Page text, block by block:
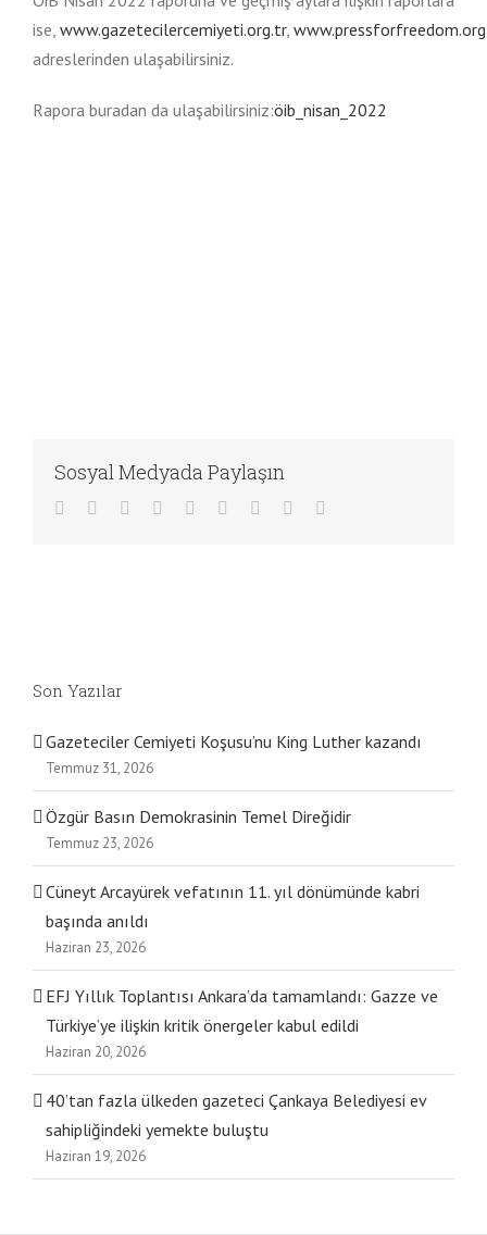
ise, www.gazetecilercemiyeti.org.tr, www.pressforfreedom.org
adreslerinden ulaşabilirsiniz.
Rapora buradan da ulaşabilirsiniz:öib_nisan_2022
Sosyal Medyada Paylaşın
Facebook
TwitterLinkedIn
Reddit WhatsApp
TumblrPinterest
Son Yazılar
Gazeteciler Cemiyeti Koşusu’nu King Luther kazandı
Temmuz 31, 2026
Özgür Basın Demokrasinin Temel Direğidir
Temmuz 23, 2026
Cüneyt Arcayürek vefatının 11. yıl dönümünde kabri
başında anıldı
Haziran 23, 2026
EFJ Yıllık Toplantısı Ankara’da tamamlandı: Gazze ve
Türkiye’ye ilişkin kritik önergeler kabul edildi
Haziran 20, 2026
40’tan fazla ülkeden gazeteci Çankaya Belediyesi ev
sahipliğindeki yemekte buluştu
Haziran 19, 2026